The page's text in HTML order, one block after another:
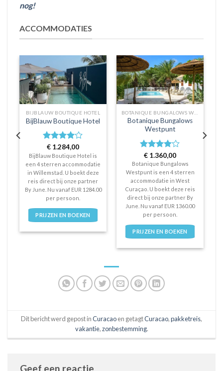
nog!
ACCOMMODATIES
BIJBLAUW BOUTIQUE HOTEL
BijBlauw Boutique Hotel
Waardering
4uit 5
€ 1.284,00
BijBlauw Boutique Hotel is
een 4 sterren accommodatie
in Willemstad. U boekt deze
reis direct bij onze partner
By June. Nu vanaf EUR 1284.00
per persoon.
PRIJZEN EN BOEKEN
Botanique Bungalows
Westpunt
Waardering
4uit 5
€ 1.360,00
Botanique Bungalows
Westpunt is een 4 sterren
accommodatie in West
Curaçao. U boekt deze reis
direct bij onze partner By
June. Nu vanaf EUR 1360.00
per persoon.
PRIJZEN EN BOEKEN
Dit bericht werd gepost inCuracaoen getagtCuracao,pakketreis,
vakantie,zonbestemming.
Geef een reactie